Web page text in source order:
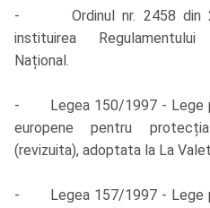
- Ordinul nr. 2458 din 21
instituirea
Național.
- Legea 150/1997 - Lege
europene pentru
(revizuita), adoptata la La
- Legea 157/1997 - Lege